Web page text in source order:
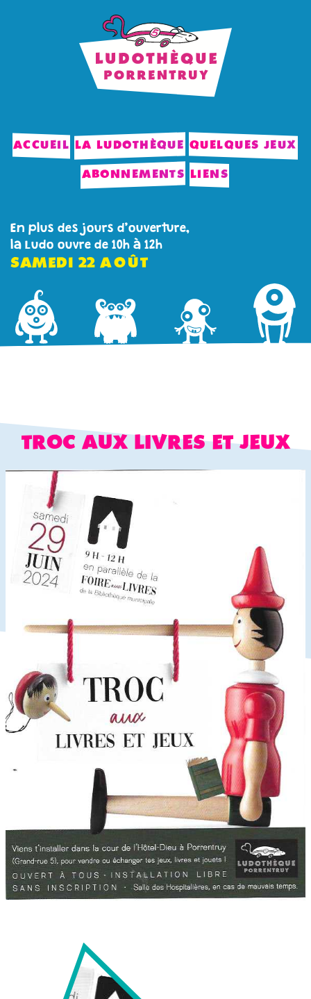
ACCUEIL LA LUDOTHÈQUE QUELQUES JEUX
ABONNEMENTS LIENS
En plus des jours d’ouverture,
la Ludo ouvre de 10h à 12h
SAMEDI 22 AOÛT
TROC AUX LIVRES ET JEUX